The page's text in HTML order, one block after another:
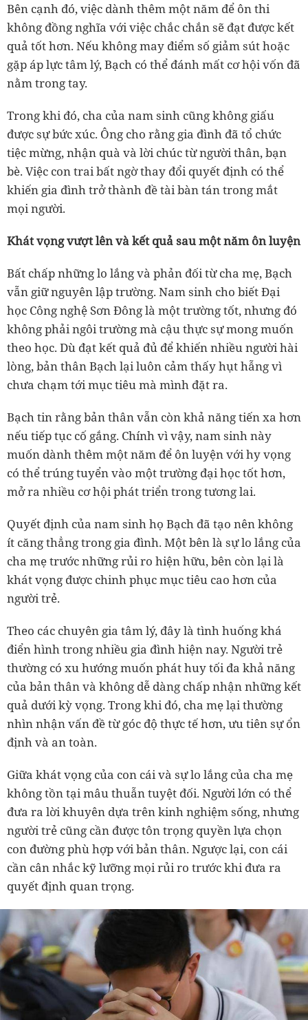
Bên cạnh đó, việc dành thêm một năm để ôn thi
không đồng nghĩa với việc chắc chắn sẽ đạt được kết
quả tốt hơn. Nếu không may điểm số giảm sút hoặc
gặp áp lực tâm lý, Bạch có thể đánh mất cơ hội vốn đã
nằm trong tay.
Trong khi đó, cha của nam sinh cũng không giấu
được sự bức xúc. Ông cho rằng gia đình đã tổ chức
tiệc mừng, nhận quà và lời chúc từ người thân, bạn
bè. Việc con trai bất ngờ thay đổi quyết định có thể
khiến gia đình trở thành đề tài bàn tán trong mắt
mọi người.
Khát vọng vượt lên và kết quả sau một năm ôn luyện
Bất chấp những lo lắng và phản đối từ cha mẹ, Bạch
vẫn giữ nguyên lập trường. Nam sinh cho biết Đại
học Công nghệ Sơn Đông là một trường tốt, nhưng đó
không phải ngôi trường mà cậu thực sự mong muốn
theo học. Dù đạt kết quả đủ để khiến nhiều người hài
lòng, bản thân Bạch lại luôn cảm thấy hụt hẫng vì
chưa chạm tới mục tiêu mà mình đặt ra.
Bạch tin rằng bản thân vẫn còn khả năng tiến xa hơn
nếu tiếp tục cố gắng. Chính vì vậy, nam sinh này
muốn dành thêm một năm để ôn luyện với hy vọng
có thể trúng tuyển vào một trường đại học tốt hơn,
mở ra nhiều cơ hội phát triển trong tương lai.
Quyết định của nam sinh họ Bạch đã tạo nên không
ít căng thẳng trong gia đình. Một bên là sự lo lắng của
cha mẹ trước những rủi ro hiện hữu, bên còn lại là
khát vọng được chinh phục mục tiêu cao hơn của
người trẻ.
Theo các chuyên gia tâm lý, đây là tình huống khá
điển hình trong nhiều gia đình hiện nay. Người trẻ
thường có xu hướng muốn phát huy tối đa khả năng
của bản thân và không dễ dàng chấp nhận những kết
quả dưới kỳ vọng. Trong khi đó, cha mẹ lại thường
nhìn nhận vấn đề từ góc độ thực tế hơn, ưu tiên sự ổn
định và an toàn.
Giữa khát vọng của con cái và sự lo lắng của cha mẹ
không tồn tại mâu thuẫn tuyệt đối. Người lớn có thể
đưa ra lời khuyên dựa trên kinh nghiệm sống, nhưng
người trẻ cũng cần được tôn trọng quyền lựa chọn
con đường phù hợp với bản thân. Ngược lại, con cái
cần cân nhắc kỹ lưỡng mọi rủi ro trước khi đưa ra
quyết định quan trọng.